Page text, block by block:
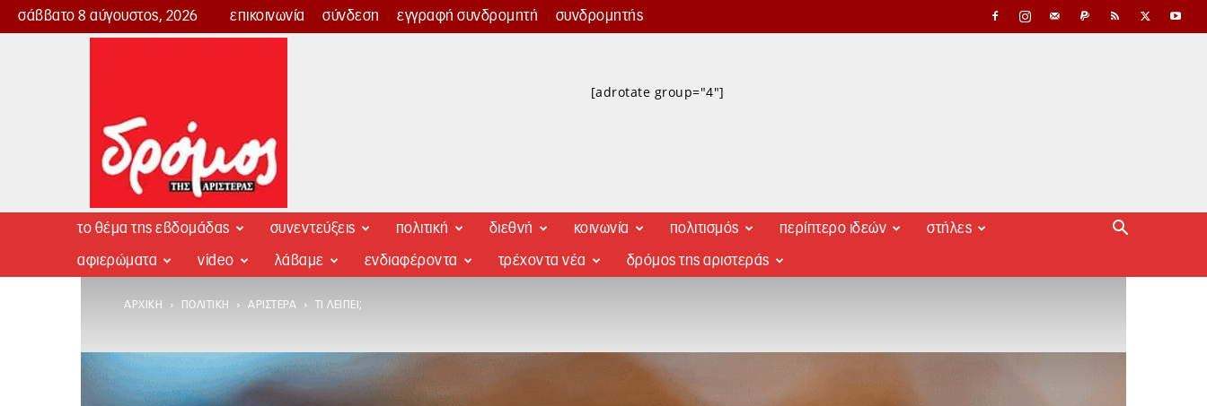
σάββατο 8 αύγουστος, 2026 επικοινωνία σύνδεση εγγραφή συνδρομητή συνδρομητής
Δρόμος
[adrotate group="4"]
το θέμα της εβδομάδας συνεντεύξεις πολιτική διεθνή κοινωνία πολιτισμός περίπτερο ιδεών στήλες
αφιερώματα video λάβαμε ενδιαφέροντα τρέχοντα νέα δρόμος της αριστεράς
ΑΡΧΙΚΉ ΠΟΛΙΤΙΚΉ ΑΡΙΣΤΕΡΆ ΤΙ ΛΕΊΠΕΙ;